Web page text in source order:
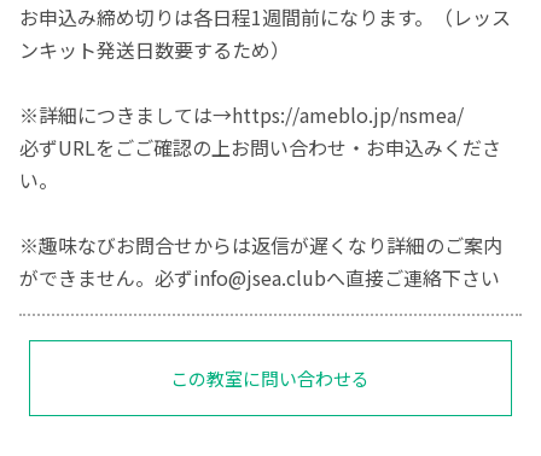
お申込み締め切りは各日程1週間前になります。（レッス
ンキット発送日数要するため）
※詳細につきましては→https://ameblo.jp/nsmea/
必ずURLをごご確認の上お問い合わせ・お申込みくださ
い。
※趣味なびお問合せからは返信が遅くなり詳細のご案内
ができません。必ずinfo@jsea.clubへ直接ご連絡下さい
この教室に問い合わせる